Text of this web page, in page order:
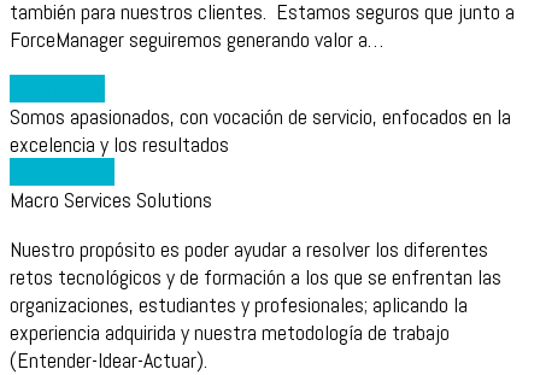
también para nuestros clientes. Estamos seguros que junto a
ForceManager seguiremos generando valor a…
Somos apasionados, con vocación de servicio, enfocados en la
excelencia y los resultados
Macro Services Solutions
Nuestro propósito es poder ayudar a resolver los diferentes
retos tecnológicos y de formación a los que se enfrentan las
organizaciones, estudiantes y profesionales; aplicando la
experiencia adquirida y nuestra metodología de trabajo
(Entender-Idear-Actuar).